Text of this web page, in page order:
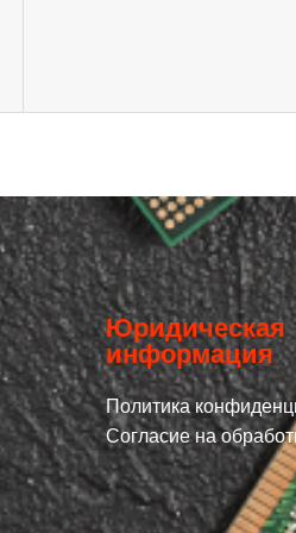
Юридическая
информация
Политика
Согласие на